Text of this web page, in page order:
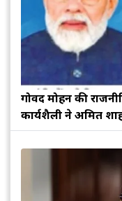
गोविंद मोहन की
कार्यशैली ने अमित